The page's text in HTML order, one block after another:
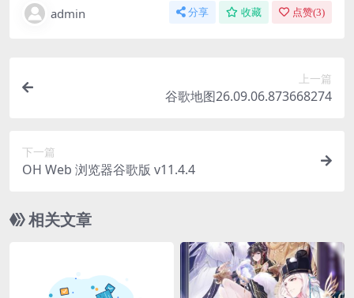
admin 分享 收藏 点赞(3)
上一篇
谷歌地图26.09.06.873668274
下一篇
OH Web 浏览器谷歌版 v11.4.4
相关文章